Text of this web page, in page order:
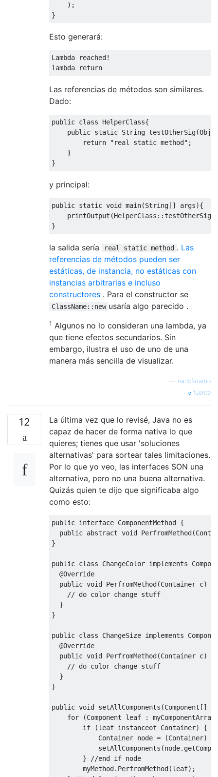
);
}
Esto generará:
Lambda reached!
lambda
return
Las referencias de métodos son similares.
Dado:
public class HelperClass{
public static String testOtherSig(
return
"real static method" ;
}
}
y principal:
public static void main(String[] args){
    printOutput
(HelperClass ::testOtherSig
}
la salida sería real static method . Las
referencias de métodos pueden ser
estáticas, de instancia, no estáticas con
instancias arbitrarias e incluso
constructores . Para el constructor se
ClassName::new usaría algo parecido .
1 Algunos no lo consideran una lambda, ya
que tiene efectos secundarios. Sin
embargo, ilustra el uso de uno de una
manera más sencilla de visualizar.
nanofaradio
fuente
12
La última vez que lo revisé, Java no es
capaz de hacer de forma nativa lo que
quieres; tienes que usar 'soluciones
alternativas' para sortear tales limitaciones.
Por lo que yo veo, las interfaces SON una
alternativa, pero no una buena alternativa.
Quizás quien te dijo que significaba algo
como esto:
public interface ComponentMethod {
public abstract void PerfromMethod(
}
public class ChangeColor implements
@Override
public void PerfromMethod(Container c)
// do color change stuff
}
}
public class ChangeSize implements
@Override
public void PerfromMethod(Container c)
// do color change stuff
}
}
public void setAllComponents (Component []
for
(Component leaf : myComponentArray
if
(leaf instanceof Container) {
Container node = (Container)
            setAllComponents
(node.
}
//end if node
        myMethod
. PerfromMethod(leaf);